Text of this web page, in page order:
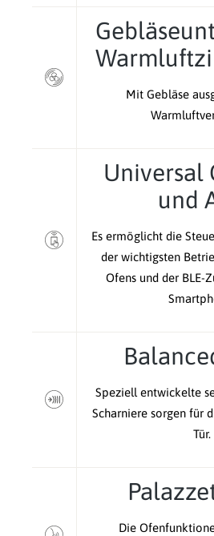
Mit Gebläse
Universal
und
Es ermöglicht die
der wichtigsten
Ofens und der BLE-
Speziell entwickelte
Scharniere sorgen für
Tür.
Die